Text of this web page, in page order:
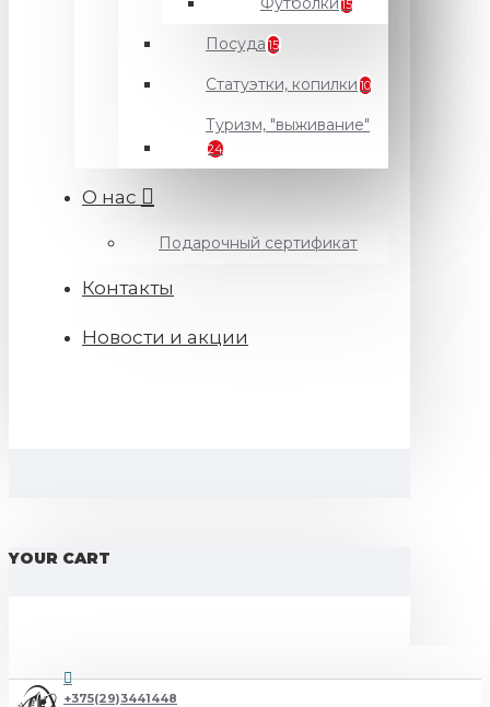
15
Посуда 15
Статуэтки, копилки 10
Туризм, "выживание"
24
О нас
Подарочный сертификат
Контакты
Новости и акции
YOUR CART
+375(29)3441448